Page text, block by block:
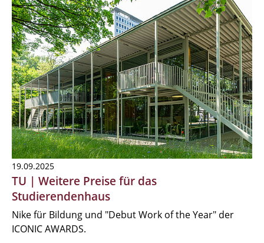
19.09.2025
TU | Weitere Preise für das
Studierendenhaus
Nike für Bildung und "Debut Work of the Year" der
ICONIC AWARDS.